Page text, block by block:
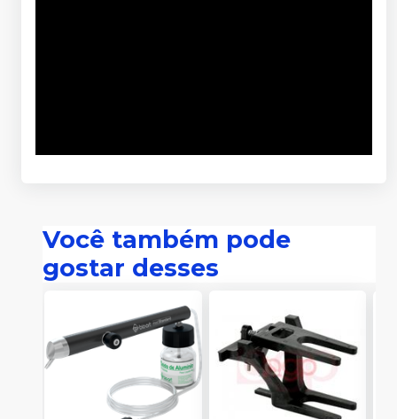
Você também pode
gostar desses